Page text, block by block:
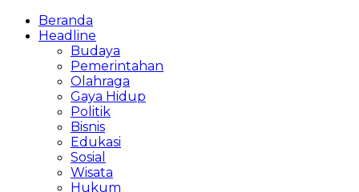
Beranda
Headline
Budaya
Pemerintahan
Olahraga
Gaya Hidup
Politik
Bisnis
Edukasi
Sosial
Wisata
Hukum